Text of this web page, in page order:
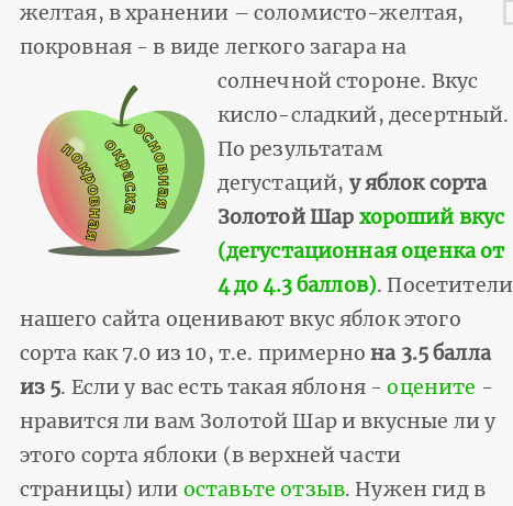
желтая, в хранении – соломисто-желтая,
покровная - в виде легкого загара на
солнечной стороне. Вкус
кисло-сладкий, десертный.
По результатам
дегустаций, у яблок сорта
Золотой Шар хороший вкус
(дегустационная оценка от
4 до 4.3 баллов). Посетители
нашего сайта оценивают вкус яблок этого
сорта как 7.0 из 10, т.е. примерно на 3.5 балла
из 5. Если у вас есть такая яблоня -оцените -
нравится ли вам Золотой Шар и вкусные ли у
этого сорта яблоки (в верхней части
страницы) или оставьте отзыв. Нужен гид в